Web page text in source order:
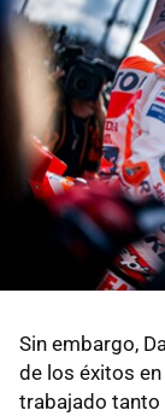
Sin embargo,
de los éxitos
trabajado tanto